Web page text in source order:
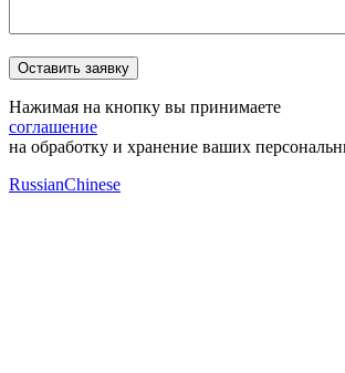
Нажимая на кнопку вы принимаете
соглашение
на обработку и хранение ваших
RussianChinese